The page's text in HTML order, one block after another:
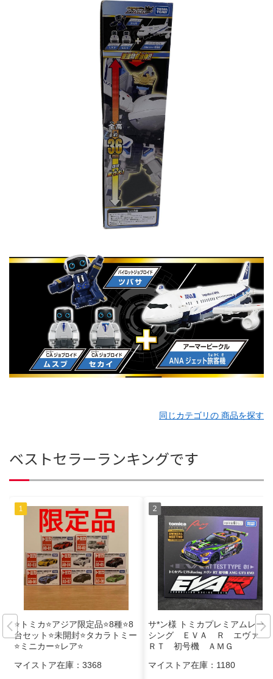
同じカテゴリの 商品を探す
ベストセラーランキングです
⭐️トミカ⭐️アジア限定品⭐️8種⭐️8
台セット⭐️未開封⭐️タカラトミー
⭐️ミニカー⭐️レア⭐️
マイストア在庫： 3368
サ*ン様 トミカプレミアムレー
シング ＥＶＡ Ｒ エヴァ
ＲＴ 初号機 ＡＭＧ
マイストア在庫： 1180